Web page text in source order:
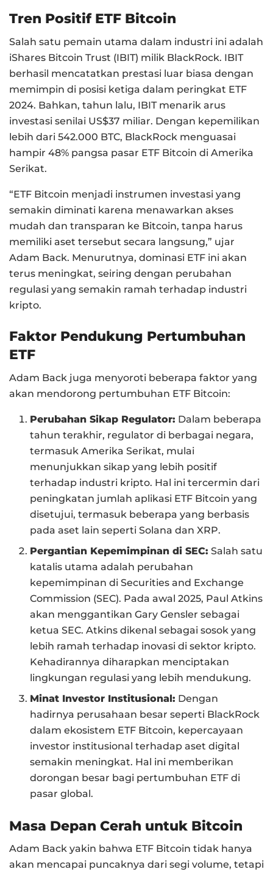
Tren Positif ETF Bitcoin
Salah satu pemain utama dalam industri ini adalah
iShares Bitcoin Trust (IBIT) milik BlackRock. IBIT
berhasil mencatatkan prestasi luar biasa dengan
memimpin di posisi ketiga dalam peringkat ETF
2024. Bahkan, tahun lalu, IBIT menarik arus
investasi senilai US$37 miliar. Dengan kepemilikan
lebih dari 542.000 BTC, BlackRock menguasai
hampir 48% pangsa pasar ETF Bitcoin di Amerika
Serikat.
“ETF Bitcoin menjadi instrumen investasi yang
semakin diminati karena menawarkan akses
mudah dan transparan ke Bitcoin, tanpa harus
memiliki aset tersebut secara langsung,” ujar
Adam Back. Menurutnya, dominasi ETF ini akan
terus meningkat, seiring dengan perubahan
regulasi yang semakin ramah terhadap industri
kripto.
Faktor Pendukung Pertumbuhan
ETF
Adam Back juga menyoroti beberapa faktor yang
akan mendorong pertumbuhan ETF Bitcoin:
Perubahan Sikap Regulator: Dalam beberapa
tahun terakhir, regulator di berbagai negara,
termasuk Amerika Serikat, mulai
menunjukkan sikap yang lebih positif
terhadap industri kripto. Hal ini tercermin dari
peningkatan jumlah aplikasi ETF Bitcoin yang
disetujui, termasuk beberapa yang berbasis
pada aset lain seperti Solana dan XRP.
Pergantian Kepemimpinan di SEC: Salah satu
katalis utama adalah perubahan
kepemimpinan di Securities and Exchange
Commission (SEC). Pada awal 2025, Paul Atkins
akan menggantikan Gary Gensler sebagai
ketua SEC. Atkins dikenal sebagai sosok yang
lebih ramah terhadap inovasi di sektor kripto.
Kehadirannya diharapkan menciptakan
lingkungan regulasi yang lebih mendukung.
Minat Investor Institusional: Dengan
hadirnya perusahaan besar seperti BlackRock
dalam ekosistem ETF Bitcoin, kepercayaan
investor institusional terhadap aset digital
semakin meningkat. Hal ini memberikan
dorongan besar bagi pertumbuhan ETF di
pasar global.
Masa Depan Cerah untuk Bitcoin
Adam Back yakin bahwa ETF Bitcoin tidak hanya
akan mencapai puncaknya dari segi volume, tetapi